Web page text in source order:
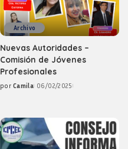
Archivo
Nuevas Autoridades –
Comisión de Jóvenes
Profesionales
Posted
por Camila 06/02/2025